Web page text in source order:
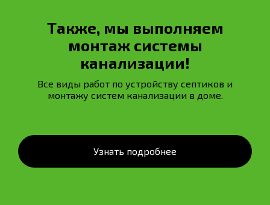
Также, мы выполняем
монтаж системы
канализации!
Все виды работ по устройству септиков и
монтажу систем канализации в доме.
Узнать подробнее